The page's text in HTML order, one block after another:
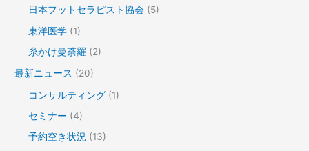
日本フットセラピスト協会 (5)
東洋医学 (1)
糸かけ曼荼羅 (2)
最新ニュース (20)
コンサルティング (1)
セミナー (4)
予約空き状況 (13)